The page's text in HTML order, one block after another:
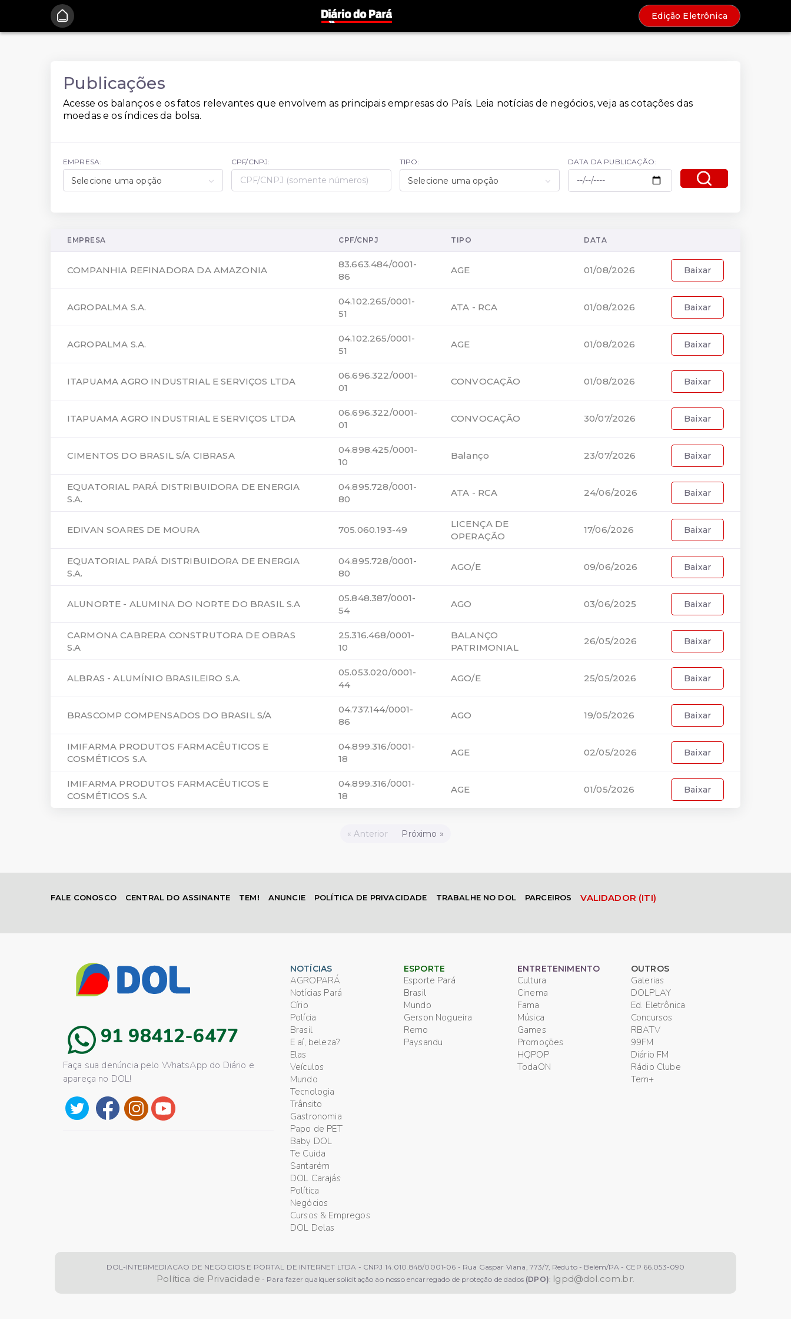
Edição Eletrônica
Publicações
Acesse os balanços e os fatos relevantes que envolvem as principais empresas do País. Leia notícias de negócios, veja as cotações das
moedas e os índices da bolsa.
EMPRESA:
Selecione uma opção
CPF/CNPJ: TIPO:
Selecione uma opção
DATA DA PUBLICAÇÃO:
EMPRESA CPF/CNPJ TIPO DATA
COMPANHIA REFINADORA DA AMAZONIA
83.663.484/0001-
86
AGE 01/08/2026 Baixar
AGROPALMA S.A.
04.102.265/0001-
51
ATA - RCA 01/08/2026 Baixar
AGROPALMA S.A.
04.102.265/0001-
51
AGE 01/08/2026 Baixar
ITAPUAMA AGRO INDUSTRIAL E SERVIÇOS LTDA
06.696.322/0001-
01
CONVOCAÇÃO 01/08/2026 Baixar
ITAPUAMA AGRO INDUSTRIAL E SERVIÇOS LTDA
06.696.322/0001-
01
CONVOCAÇÃO 30/07/2026 Baixar
CIMENTOS DO BRASIL S/A CIBRASA
04.898.425/0001-
10
Balanço 23/07/2026 Baixar
EQUATORIAL PARÁ DISTRIBUIDORA DE ENERGIA
S.A.
04.895.728/0001-
80
ATA - RCA 24/06/2026 Baixar
EDIVAN SOARES DE MOURA 705.060.193-49
LICENÇA DE
OPERAÇÃO
17/06/2026 Baixar
EQUATORIAL PARÁ DISTRIBUIDORA DE ENERGIA
S.A.
04.895.728/0001-
80
AGO/E 09/06/2026 Baixar
ALUNORTE - ALUMINA DO NORTE DO BRASIL S.A
05.848.387/0001-
54
AGO 03/06/2025 Baixar
CARMONA CABRERA CONSTRUTORA DE OBRAS
S.A
25.316.468/0001-
10
BALANÇO
PATRIMONIAL
26/05/2026 Baixar
ALBRAS - ALUMÍNIO BRASILEIRO S.A.
05.053.020/0001-
44
AGO/E 25/05/2026 Baixar
BRASCOMP COMPENSADOS DO BRASIL S/A
04.737.144/0001-
86
AGO 19/05/2026 Baixar
IMIFARMA PRODUTOS FARMACÊUTICOS E
COSMÉTICOS S.A.
04.899.316/0001-
18
AGE 02/05/2026 Baixar
IMIFARMA PRODUTOS FARMACÊUTICOS E
COSMÉTICOS S.A.
04.899.316/0001-
18
AGE 01/05/2026 Baixar
« Anterior Próximo »
FALE CONOSCO CENTRAL DO ASSINANTE TEM! ANUNCIE POLÍTICA DE PRIVACIDADE TRABALHE NO DOL PARCEIROS VALIDADOR (ITI)
91 98412-6477
Faça sua denúncia pelo WhatsApp do Diário e
apareça no DOL!
NOTÍCIAS
AGROPARÁ
Notícias Pará
Círio
Polícia
Brasil
E aí, beleza?
Elas
Veículos
Mundo
Tecnologia
Trânsito
Gastronomia
Papo de PET
Baby DOL
Te Cuida
Santarém
DOL Carajás
Política
Negócios
Cursos & Empregos
DOL Delas
ESPORTE
Esporte Pará
Brasil
Mundo
Gerson Nogueira
Remo
Paysandu
ENTRETENIMENTO
Cultura
Cinema
Fama
Música
Games
Promoções
HQPOP
TodaON
OUTROS
Galerias
DOLPLAY
Ed. Eletrônica
Concursos
RBATV
99FM
Diário FM
Rádio Clube
Tem+
DOL-INTERMEDIACAO DE NEGOCIOS E PORTAL DE INTERNET LTDA - CNPJ 14.010.848/0001-06 - Rua Gaspar Viana, 773/7, Reduto - Belém/PA - CEP 66.053-090
Política de Privacidade - Para fazer qualquer solicitação ao nosso encarregado de proteção de dados (DPO): lgpd@dol.com.br.